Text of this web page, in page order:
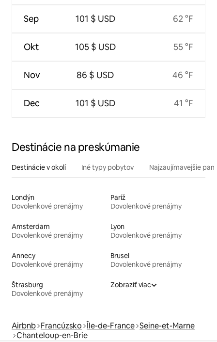
Sep
Okt
Nov
Dec
101 $ USD
105 $ USD
86 $ USD
101 $ USD
62 °F
55 °F
46 °F
41 °F
Destinácie na preskúmanie
Destinácie v okolí Iné typy pobytov Najzaujímavejšie
Londýn
Dovolenkové prenájmy
Paríž
Dovolenkové prenájmy
Amsterdam
Dovolenkové prenájmy
Lyon
Dovolenkové prenájmy
Annecy
Dovolenkové prenájmy
Brusel
Dovolenkové prenájmy
Štrasburg
Dovolenkové prenájmy
Zobraziť viac
Airbnb Francúzsko Île-de-France Seine-et-Marne
Chanteloup-en-Brie